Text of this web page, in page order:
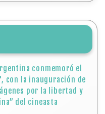
conmemoró el
con la inauguración de
por la libertad y
del cineasta